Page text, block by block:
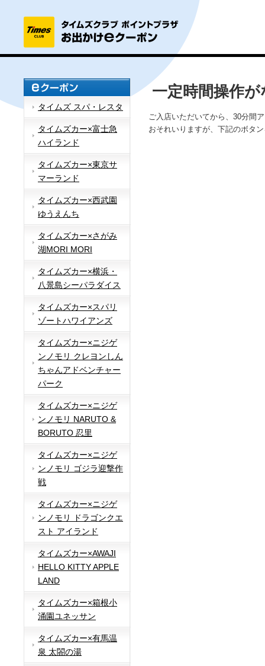
タイムズ スパ・レスタ
タイムズカー×富士急
ハイランド
タイムズカー×東京サ
マーランド
タイムズカー×西武園
ゆうえんち
タイムズカー×さがみ
湖MORI MORI
タイムズカー×横浜・
八景島シーパラダイス
タイムズカー×スパリ
ゾートハワイアンズ
タイムズカー×ニジゲ
ンノモリ クレヨンしん
ちゃんアドベンチャー
パーク
タイムズカー×ニジゲ
ンノモリ NARUTO &
BORUTO 忍里
タイムズカー×ニジゲ
ンノモリ ゴジラ迎撃作
戦
タイムズカー×ニジゲ
ンノモリ ドラゴンクエ
スト アイランド
タイムズカー×AWAJI
HELLO KITTY APPLE
LAND
タイムズカー×箱根小
涌園ユネッサン
タイムズカー×有馬温
泉 太閤の湯
一定時間操作
ご入店いただいてから、30分間
おそれいりますが、下記のボタ